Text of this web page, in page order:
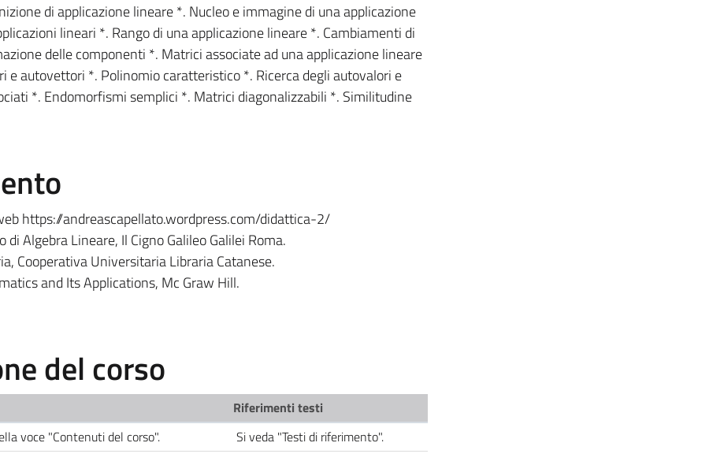
di applicazione lineare *. Nucleo e immagine di una applicazione
lineari *. Rango di una applicazione lineare *. Cambiamenti di
delle componenti *. Matrici associate ad una applicazione lineare
e autovettori *. Polinomio caratteristico *. Ricerca degli autovalori e
*. Endomorfismi semplici *. Matrici diagonalizzabili *. Similitudine
https://andreascapellato.wordpress.com/didattica-2/
di Algebra Lineare, Il Cigno Galileo Galilei Roma.
Cooperativa Universitaria Libraria Catanese.
and Its Applications, Mc Graw Hill.
del corso
Riferimenti testi
voce "Contenuti del corso". Si veda "Testi di riferimento".